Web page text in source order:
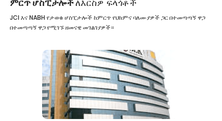
ምርጥ ሆስፒታሎችለእርስዎ ፍላጎቶች
JCI እና NABH የታወቁ ሆስፒታሎች ከምርጥ የህክምና ባለሙያዎች ጋር በተመጣጣኝ ዋጋ
በተመጣጣኝ ዋጋ የሚገኙ ዘመናዊ መገልገያዎች።